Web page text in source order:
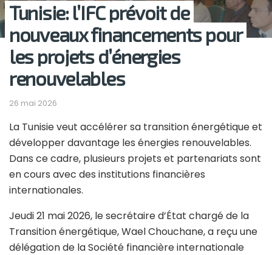
Tunisie: l’IFC prévoit de
nouveaux financements pour
les projets d’énergies
renouvelables
26 mai 2026
La Tunisie veut accélérer sa transition énergétique et
développer davantage les énergies renouvelables.
Dans ce cadre, plusieurs projets et partenariats sont
en cours avec des institutions financières
internationales.
Jeudi 21 mai 2026, le secrétaire d’État chargé de la
Transition énergétique,Wael Chouchane, a reçu une
délégation de la Société financière internationale